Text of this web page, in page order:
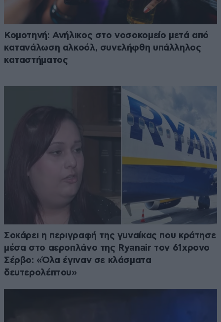
Κομοτηνή: Ανήλικος στο νοσοκομείο μετά από
κατανάλωση αλκοόλ, συνελήφθη υπάλληλος
καταστήματος
Σοκάρει η περιγραφή της γυναίκας που κράτησε
μέσα στο αεροπλάνο της Ryanair τον 61χρονο
Σέρβο: «Όλα έγιναν σε κλάσματα
δευτερολέπτου»